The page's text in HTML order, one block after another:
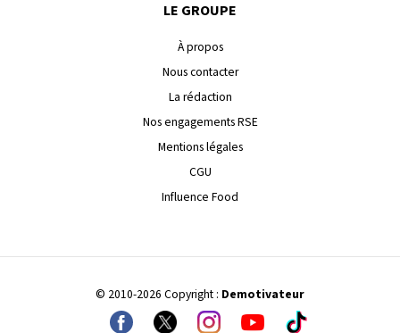
LE GROUPE
À propos
Nous contacter
La rédaction
Nos engagements RSE
Mentions légales
CGU
Influence Food
© 2010-2026 Copyright : Demotivateur